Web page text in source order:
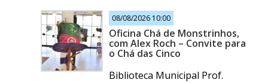
08/08/2026 10:00
Oficina Chá de Monstrinhos,
com Alex Roch – Convite para
o Chá das Cinco
Biblioteca Municipal Prof.